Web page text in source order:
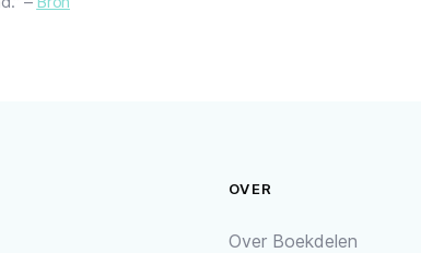
OVER
Over Boekdelen